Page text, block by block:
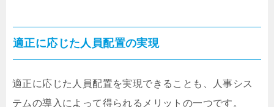
適正に応じた人員配置の実現
適正に応じた人員配置を実現できることも、人事シス
テムの導入によって得られるメリットの一つです。